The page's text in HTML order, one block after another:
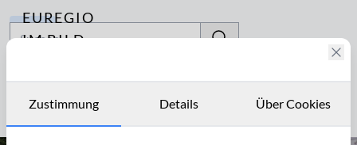
EUREGIO
IM BILD
Archiv
Kontakt
Archiv
Zustimmung Details Über Cookies